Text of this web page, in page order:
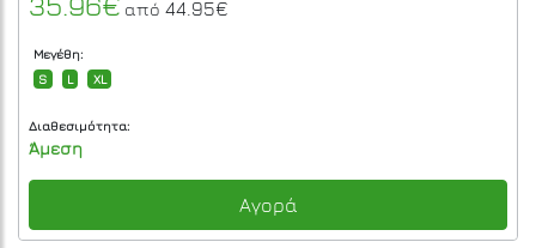
από 44.95€
Μεγέθη:
S
L XL
Διαθεσιμότητα:
Άμεση
Αγορά